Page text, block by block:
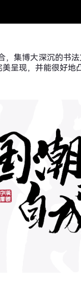
，集博大深沉的书
呈现，并能很好地